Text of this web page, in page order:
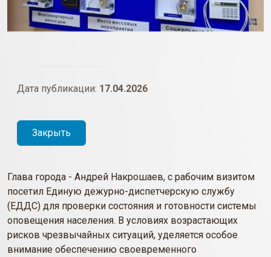
Дата публикации: 17.04.2026
Закрыть
Глава города - Андрей Накрошаев, с рабочим визитом
посетил Единую дежурно-диспетчерскую службу
(ЕДДС) для проверки состояния и готовности системы
оповещения населения. В условиях возрастающих
рисков чрезвычайных ситуаций, уделяется особое
внимание обеспечению своевременного